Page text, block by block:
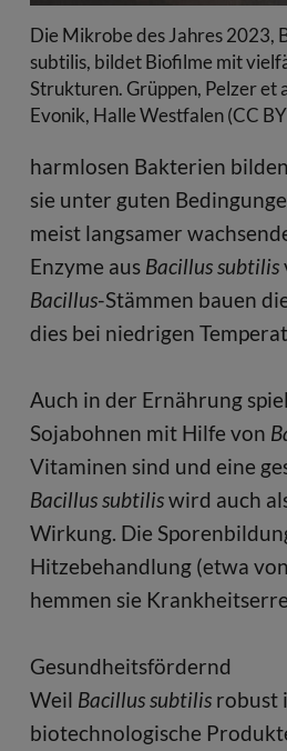
Die Mikrobe des Jahres 2023,
subtilis, bildet Biofilme mit
Strukturen. Grüppen, Pelzer et
Evonik, Halle Westfalen (CC
harmlosen Bakterien
sie unter guten
meist langsamer
Enzyme aus Bacillus subtilis
Bacillus-Stämmen bauen
dies bei niedrigen
Auch in der Ernährung
Sojabohnen mit Hilfe von
Vitaminen sind und eine
Bacillus subtiliswird auch
Wirkung. Die
Hitzebehandlung (etwa
hemmen sie
Gesundheitsfördernd
Weil Bacillus subtilis robust
biotechnologische